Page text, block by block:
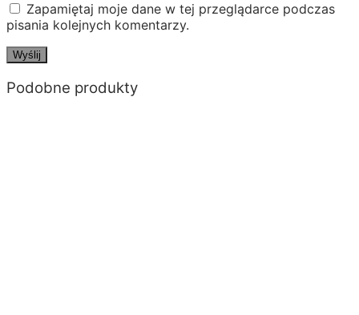
Zapamiętaj moje dane w tej przeglądarce podczas
pisania kolejnych komentarzy.
Podobne produkty